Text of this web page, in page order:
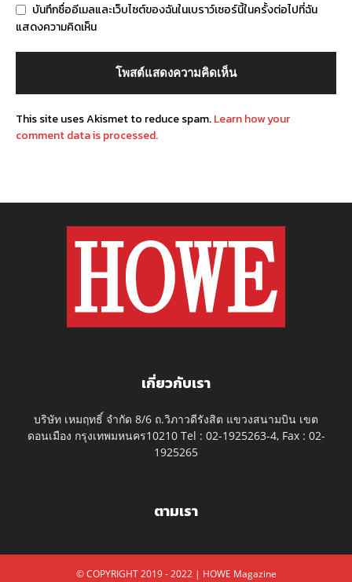
บันทึกชื่ออีเมลและเว็บไซต์ของฉันในเบราว์เซอร์นี้ในครั้งต่อไปที่ฉัน
แสดงความคิดเห็น
This site uses Akismet to reduce spam.Learn how your
comment data is processed.
เกี่ยวกับเรา
บริษัท เหมฤทธิ์ จำกัด 8/6 ถ.วิภาวดีรังสิต แขวงสนามบิน เขต
ดอนเมือง กรุงเทพมหนคร10210 Tel : 02-1925263-4, Fax : 02-
1925265
ตามเรา
© COPYRIGHT 2019 - 2022 | HOWE Magazine